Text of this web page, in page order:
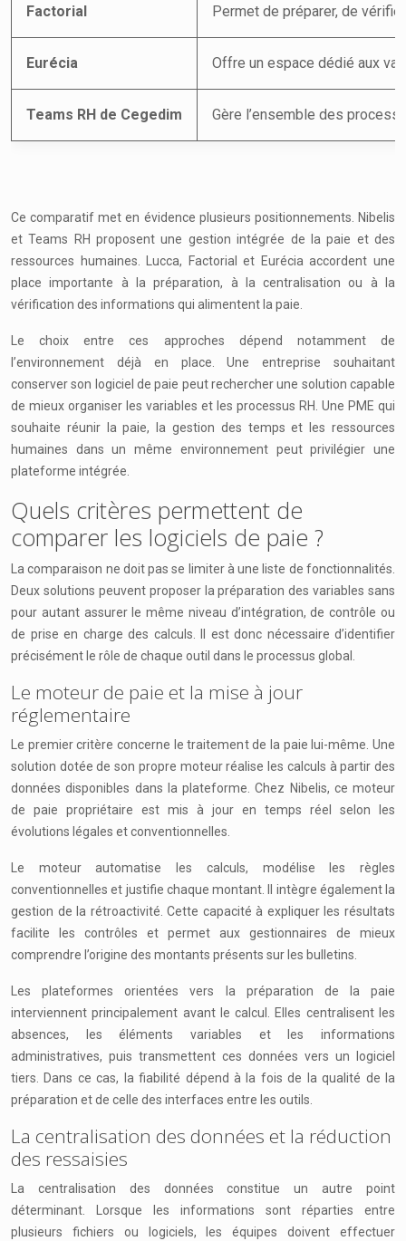
Factorial Permet de préparer, de
Eurécia Offre un espace dédié aux
Teams RH de Cegedim Gère l’ensemble des
Ce comparatif met en évidence plusieurs positionnements. Nibelis
et Teams RH proposent une gestion intégrée de la paie et des
ressources humaines. Lucca, Factorial et Eurécia accordent une
place importante à la préparation, à la centralisation ou à la
vérification des informations qui alimentent la paie.
Le choix entre ces approches dépend notamment de
l’environnement déjà en place. Une entreprise souhaitant
conserver son logiciel de paie peut rechercher une solution capable
de mieux organiser les variables et les processus RH. Une PME qui
souhaite réunir la paie, la gestion des temps et les ressources
humaines dans un même environnement peut privilégier une
plateforme intégrée.
Quels critères permettent de
comparer les logiciels de paie ?
La comparaison ne doit pas se limiter à une liste de fonctionnalités.
Deux solutions peuvent proposer la préparation des variables sans
pour autant assurer le même niveau d’intégration, de contrôle ou
de prise en charge des calculs. Il est donc nécessaire d’identifier
précisément le rôle de chaque outil dans le processus global.
Le moteur de paie et la mise à jour
réglementaire
Le premier critère concerne le traitement de la paie lui-même. Une
solution dotée de son propre moteur réalise les calculs à partir des
données disponibles dans la plateforme. Chez Nibelis, ce moteur
de paie propriétaire est mis à jour en temps réel selon les
évolutions légales et conventionnelles.
Le moteur automatise les calculs, modélise les règles
conventionnelles et justifie chaque montant. Il intègre également la
gestion de la rétroactivité. Cette capacité à expliquer les résultats
facilite les contrôles et permet aux gestionnaires de mieux
comprendre l’origine des montants présents sur les bulletins.
Les plateformes orientées vers la préparation de la paie
interviennent principalement avant le calcul. Elles centralisent les
absences, les éléments variables et les informations
administratives, puis transmettent ces données vers un logiciel
tiers. Dans ce cas, la fiabilité dépend à la fois de la qualité de la
préparation et de celle des interfaces entre les outils.
La centralisation des données et la réduction
des ressaisies
La centralisation des données constitue un autre point
déterminant. Lorsque les informations sont réparties entre
plusieurs fichiers ou logiciels, les équipes doivent effectuer